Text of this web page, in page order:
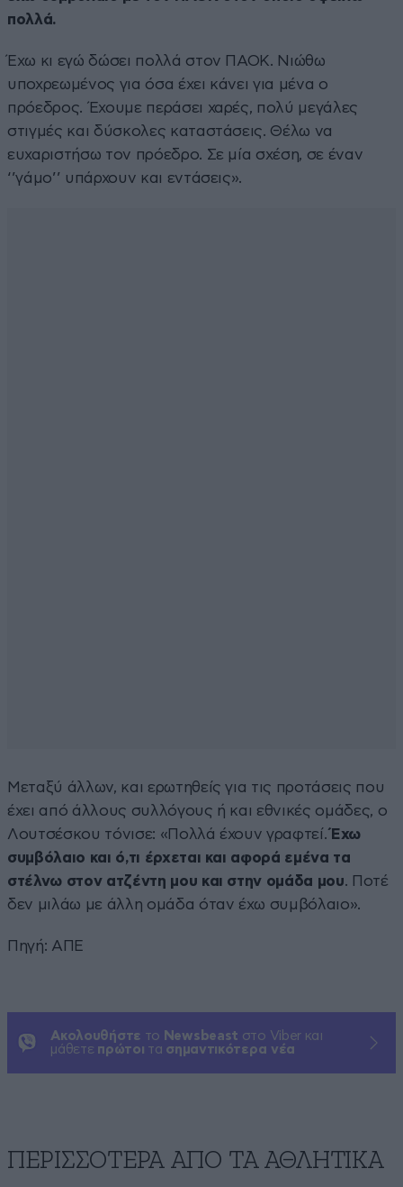
πολλά.
Έχω κι εγώ δώσει πολλά στον ΠΑΟΚ. Νιώθω
υποχρεωμένος για όσα έχει κάνει για μένα ο
πρόεδρος. Έχουμε περάσει χαρές, πολύ μεγάλες
στιγμές και δύσκολες καταστάσεις. Θέλω να
ευχαριστήσω τον πρόεδρο. Σε μία σχέση, σε έναν
‘’γάμο’’ υπάρχουν και εντάσεις».
Μεταξύ άλλων, και ερωτηθείς για τις προτάσεις που
έχει από άλλους συλλόγους ή και εθνικές ομάδες, ο
Λουτσέσκου τόνισε: «Πολλά έχουν γραφτεί.Έχω
συμβόλαιο και ό,τι έρχεται και αφορά εμένα τα
στέλνω στον ατζέντη μου και στην ομάδα μου. Ποτέ
δεν μιλάω με άλλη ομάδα όταν έχω συμβόλαιο».
Πηγή: ΑΠΕ
Ακολουθήστε το Newsbeast στο Viber και
μάθετε πρώτοι τα σημαντικότερα νέα
ΠΕΡΙΣΣΟΤΕΡΑ ΑΠΟ ΤA ΑΘΛΗΤΙΚΑ